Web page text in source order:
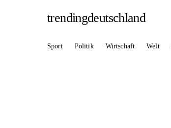
trendingdeutschland
Sport Politik Wirtschaft Welt